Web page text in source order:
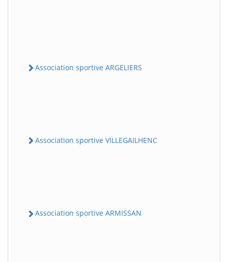
Association sportive ARGELIERS
Association sportive VILLEGAILHENC
Association sportive ARMISSAN